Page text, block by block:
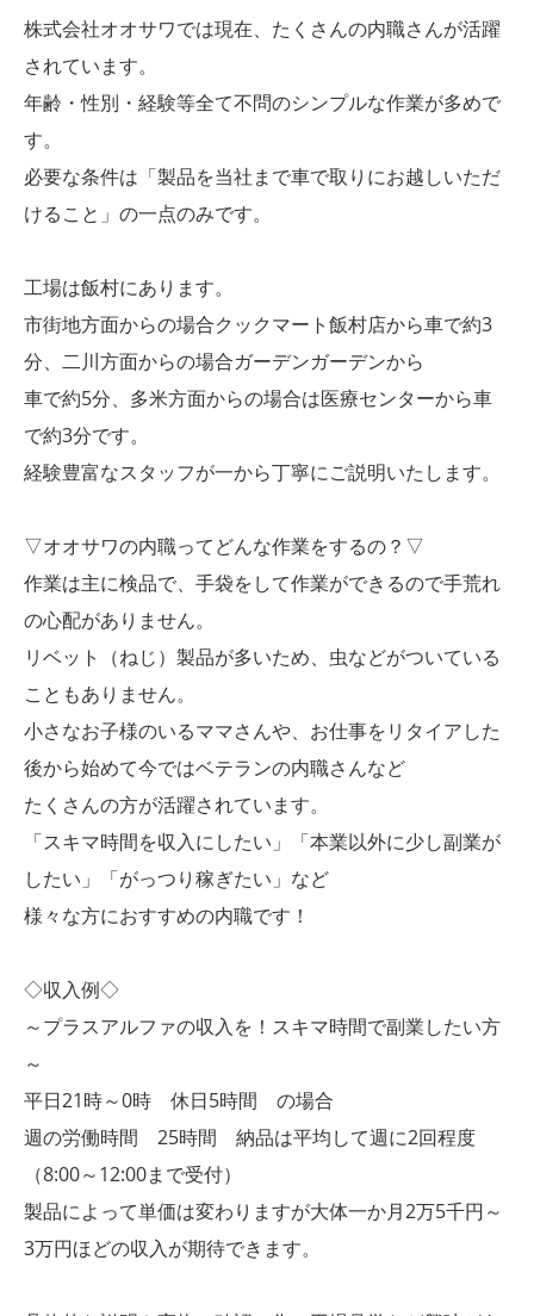
株式会社オオサワでは現在、たくさんの内職さんが活躍
されています。
年齢・性別・経験等全て不問のシンプルな作業が多めで
す。
必要な条件は「製品を当社まで車で取りにお越しいただ
けること」の一点のみです。
工場は飯村にあります。
市街地方面からの場合クックマート飯村店から車で約3
分、二川方面からの場合ガーデンガーデンから
車で約5分、多米方面からの場合は医療センターから車
で約3分です。
経験豊富なスタッフが一から丁寧にご説明いたします。
▽オオサワの内職ってどんな作業をするの？▽
作業は主に検品で、手袋をして作業ができるので手荒れ
の心配がありません。
リベット（ねじ）製品が多いため、虫などがついている
こともありません。
小さなお子様のいるママさんや、お仕事をリタイアした
後から始めて今ではベテランの内職さんなど
たくさんの方が活躍されています。
「スキマ時間を収入にしたい」「本業以外に少し副業が
したい」「がっつり稼ぎたい」など
様々な方におすすめの内職です！
◇収入例◇
～プラスアルファの収入を！スキマ時間で副業したい方
～
平日21時～0時 休日5時間 の場合
週の労働時間 25時間 納品は平均して週に2回程度
（8:00～12:00まで受付）
製品によって単価は変わりますが大体一か月2万5千円～
3万円ほどの収入が期待できます。